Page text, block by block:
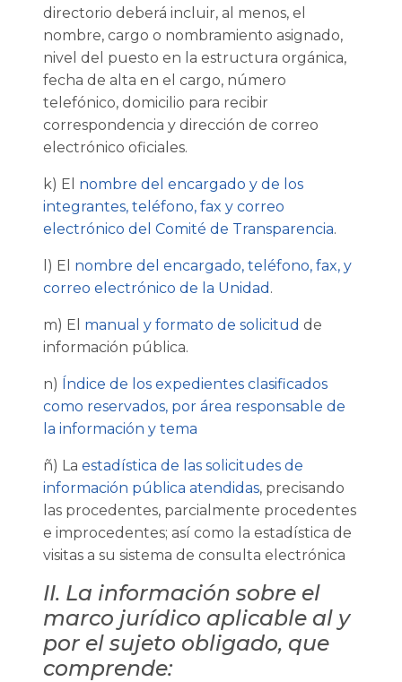
directorio deberá incluir, al menos, el
nombre, cargo o nombramiento asignado,
nivel del puesto en la estructura orgánica,
fecha de alta en el cargo, número
telefónico, domicilio para recibir
correspondencia y dirección de correo
electrónico oficiales.
k) El nombre del encargado y de los
integrantes, teléfono, fax y correo
electrónico del Comité de Transparencia.
l) El nombre del encargado, teléfono, fax, y
correo electrónico de la Unidad .
m) El manual y formato de solicitud de
información pública.
n) Índice de los expedientes clasificados
como reservados, por área responsable de
la información y tema
ñ) La estadística de las solicitudes de
información pública atendidas, precisando
las procedentes, parcialmente procedentes
e improcedentes; así como la estadística de
visitas a su sistema de consulta electrónica
II. La información sobre el
marco jurídico aplicable al y
por el sujeto obligado, que
comprende: